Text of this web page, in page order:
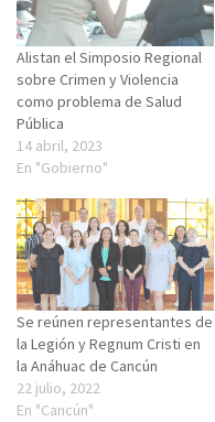
Alistan el Simposio Regional
sobre Crimen y Violencia
como problema de Salud
Pública
14 abril, 2023
En "Gobierno"
Se reúnen representantes de
la Legión y Regnum Cristi en
la Anáhuac de Cancún
22 julio, 2022
En "Cancún"